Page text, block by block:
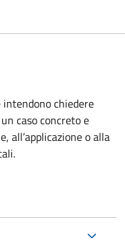
chiedere
caso concreto e
all’applicazione o alla